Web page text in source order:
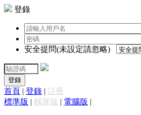
登錄
安全提問(未設定請忽略)
登錄
首頁 | 登錄 | 註冊
標準版 | 觸屏版 | 電腦版 |